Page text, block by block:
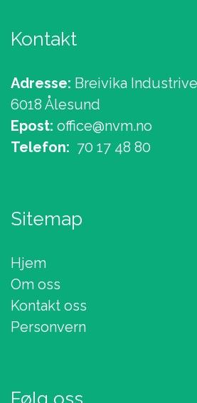
Kontakt
Adresse: Breivika
6018 Ålesund
Epost: office@nvm.no
Telefon: 70 17 48 80
Sitemap
Hjem
Om oss
Kontakt oss
Personvern
Følg oss